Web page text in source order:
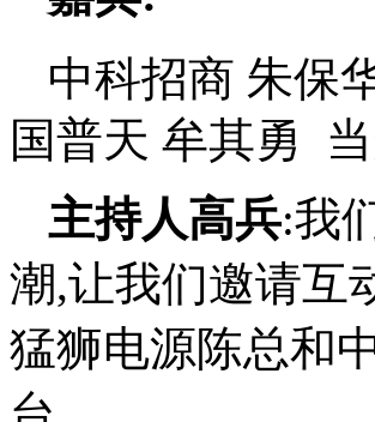
国普天 牟其勇
主持人高兵:我
潮,让我们邀请互
猛狮电源陈总和
台。
今天就产业并